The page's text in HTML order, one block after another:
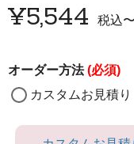
¥5,544 税込〜
オーダー方法(必須)
カスタムお見積り